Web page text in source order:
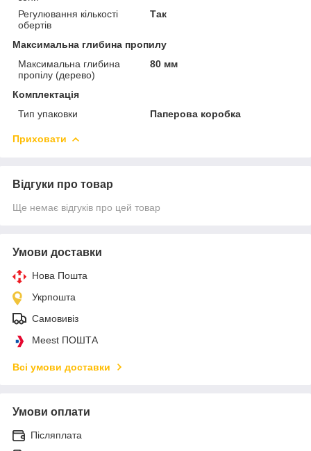
Регулювання кількості
обертів
Так
Максимальна глибина пропилу
Максимальна глибина
пропілу (дерево)
80 мм
Комплектація
Тип упаковки
Паперова коробка
Приховати
Відгуки про товар
Ще немає відгуків про цей товар
Умови доставки
Нова Пошта
Укрпошта
Самовивіз
Meest ПОШТА
Всі умови доставки
Умови оплати
Післяплата